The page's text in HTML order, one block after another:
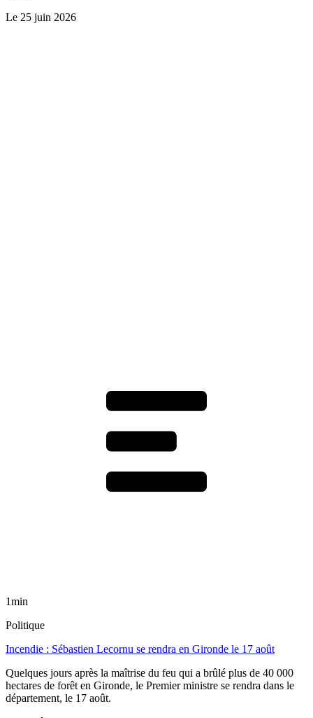
Le 25 juin 2026
1min
Politique
Incendie : Sébastien Lecornu se rendra en Gironde le 17 août
Quelques jours après la maîtrise du feu qui a brûlé plus de 40 000
hectares de forêt en Gironde, le Premier ministre se rendra dans le
département, le 17 août.